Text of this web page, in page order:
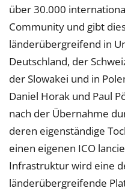
über 30.000
Community und gibt
länderübergreifend in
Deutschland, der
der Slowakei und in
Daniel Horak und Paul
nach der Übernahme
deren eigenständige
einen eigenen ICO
Infrastruktur wird eine
länderübergreifende